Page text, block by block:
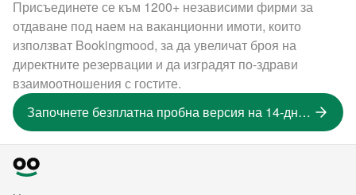
Присъединете се към 1200+ независими фирми за
отдаване под наем на ваканционни имоти, които
използват Bookingmood, за да увеличат броя на
директните резервации и да изградят по-здрави
взаимоотношения с гостите.
Започнете безплатна пробна версия на 14-дневна версия